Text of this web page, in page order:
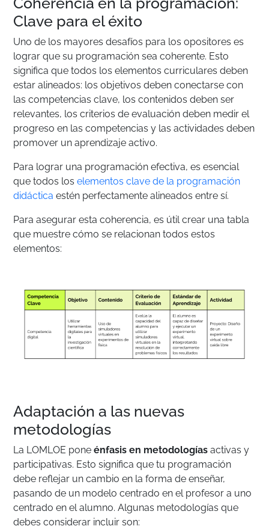
Clave para el éxito
Uno de los mayores desafíos para los opositores es
lograr que su programación sea coherente. Esto
significa que todos los elementos curriculares deben
estar alineados: los objetivos deben conectarse con
las competencias clave, los contenidos deben ser
relevantes, los criterios de evaluación deben medir el
progreso en las competencias y las actividades deben
promover un aprendizaje activo.
Para lograr una programación efectiva, es esencial
que todos los elementos clave de la programación
didáctica estén perfectamente alineados entre sí.
Para asegurar esta coherencia, es útil crear una tabla
que muestre cómo se relacionan todos estos
elementos:
Adaptación a las nuevas
metodologías
La LOMLOE pone énfasis en metodologías activas y
participativas. Esto significa que tu programación
debe reflejar un cambio en la forma de enseñar,
pasando de un modelo centrado en el profesor a uno
centrado en el alumno. Algunas metodologías que
debes considerar incluir son: